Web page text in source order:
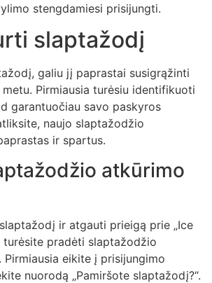
stengdamiesi prisijungti.
slaptažodį
galiu jį paprastai susigrąžinti
Pirmiausia turėsiu identifikuoti
garantuočiau savo paskyros
naujo slaptažodžio
ir spartus.
atkūrimo
ir atgauti prieigą prie „Ice
turėsite pradėti slaptažodžio
eikite į prisijungimo
nuorodą „Pamiršote slaptažodį?“.